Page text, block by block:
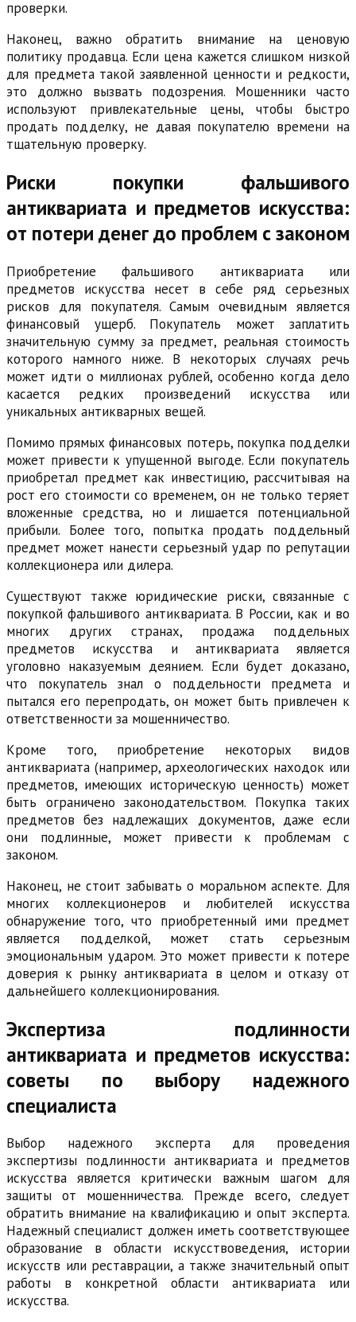
проверки.
Наконец, важно обратить внимание на ценовую
политику продавца. Если цена кажется слишком низкой
для предмета такой заявленной ценности и редкости,
это должно вызвать подозрения. Мошенники часто
используют привлекательные цены, чтобы быстро
продать подделку, не давая покупателю времени на
тщательную проверку.
Риски покупки фальшивого
антиквариата и предметов искусства:
от потери денег до проблем с законом
Приобретение фальшивого антиквариата или
предметов искусства несет в себе ряд серьезных
рисков для покупателя. Самым очевидным является
финансовый ущерб. Покупатель может заплатить
значительную сумму за предмет, реальная стоимость
которого намного ниже. В некоторых случаях речь
может идти о миллионах рублей, особенно когда дело
касается редких произведений искусства или
уникальных антикварных вещей.
Помимо прямых финансовых потерь, покупка подделки
может привести к упущенной выгоде. Если покупатель
приобретал предмет как инвестицию, рассчитывая на
рост его стоимости со временем, он не только теряет
вложенные средства, но и лишается потенциальной
прибыли. Более того, попытка продать поддельный
предмет может нанести серьезный удар по репутации
коллекционера или дилера.
Существуют также юридические риски, связанные с
покупкой фальшивого антиквариата. В России, как и во
многих других странах, продажа поддельных
предметов искусства и антиквариата является
уголовно наказуемым деянием. Если будет доказано,
что покупатель знал о поддельности предмета и
пытался его перепродать, он может быть привлечен к
ответственности за мошенничество.
Кроме того, приобретение некоторых видов
антиквариата (например, археологических находок или
предметов, имеющих историческую ценность) может
быть ограничено законодательством. Покупка таких
предметов без надлежащих документов, даже если
они подлинные, может привести к проблемам с
законом.
Наконец, не стоит забывать о моральном аспекте. Для
многих коллекционеров и любителей искусства
обнаружение того, что приобретенный ими предмет
является подделкой, может стать серьезным
эмоциональным ударом. Это может привести к потере
доверия к рынку антиквариата в целом и отказу от
дальнейшего коллекционирования.
Экспертиза подлинности
антиквариата и предметов искусства:
советы по выбору надежного
специалиста
Выбор надежного эксперта для проведения
экспертизы подлинности антиквариата и предметов
искусства является критически важным шагом для
защиты от мошенничества. Прежде всего, следует
обратить внимание на квалификацию и опыт эксперта.
Надежный специалист должен иметь соответствующее
образование в области искусствоведения, истории
искусств или реставрации, а также значительный опыт
работы в конкретной области антиквариата или
искусства.